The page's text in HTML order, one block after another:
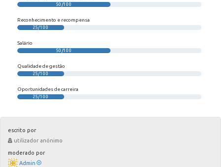
50/100
Reconhecimento e recompensa
25/100
Salário
50/100
Qualidade de gestão
25/100
Oportunidades de carreira
25/100
escrito por
utilizador anónimo
moderado por
Admin